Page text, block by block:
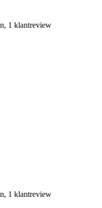
1 klantreview
1 klantreview